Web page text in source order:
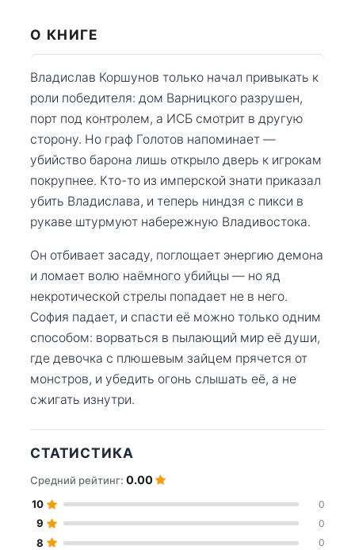
О КНИГЕ
Владислав Коршунов только начал привыкать к
роли победителя: дом Варницкого разрушен,
порт под контролем, а ИСБ смотрит в другую
сторону. Но граф Голотов напоминает —
убийство барона лишь открыло дверь к игрокам
покрупнее. Кто-то из имперской знати приказал
убить Владислава, и теперь ниндзя с пикси в
рукаве штурмуют набережную Владивостока.
Он отбивает засаду, поглощает энергию демона
и ломает волю наёмного убийцы — но яд
некротической стрелы попадает не в него.
София падает, и спасти её можно только одним
способом: ворваться в пылающий мир её души,
где девочка с плюшевым зайцем прячется от
монстров, и убедить огонь слышать её, а не
сжигать изнутри.
СТАТИСТИКА
Средний рейтинг: 0.00
10 0
9 0
8 0